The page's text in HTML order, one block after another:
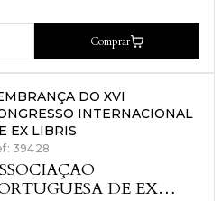
Comprar
DO XVI
INTERNACIONAL
EX LIBRIS
39428
DE EX